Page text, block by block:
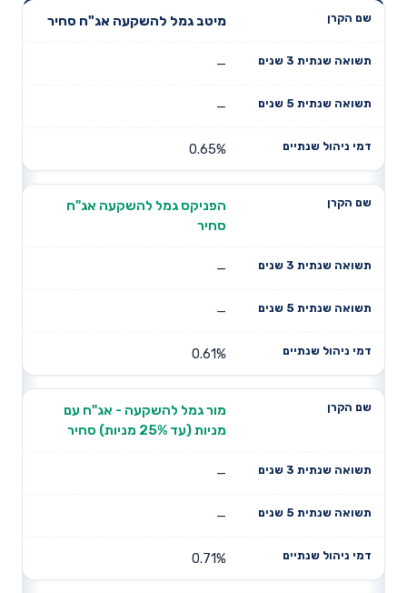
שנים
תשואה
דמי ניהול
מיטב גמל להשקעה אג"ח סחיר
—
—
0.65%
הפניקס גמל להשקעה אג"ח
סחיר
—
—
0.61%
מור גמל להשקעה - אג"ח עם
מניות (עד 25% מניות) סחיר
—
—
0.71%